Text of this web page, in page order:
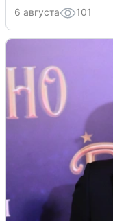
6 августа 101